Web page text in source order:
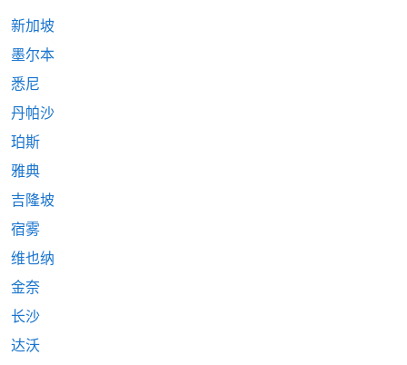
新加坡
墨尔本
悉尼
丹帕沙
珀斯
雅典
吉隆坡
宿雾
维也纳
金奈
长沙
达沃